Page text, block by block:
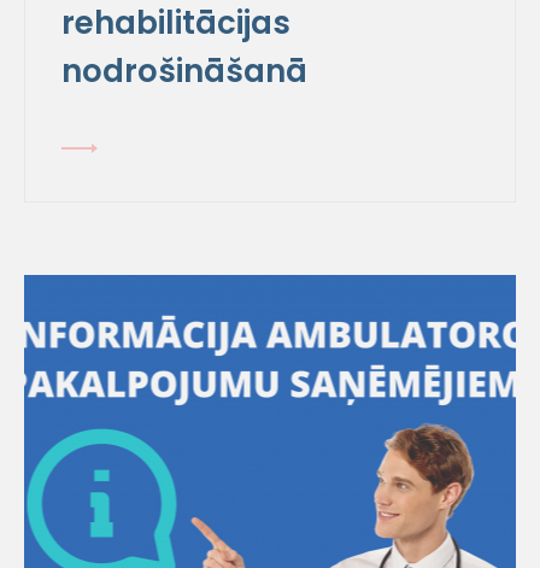
rehabilitācijas
nodrošināšanā